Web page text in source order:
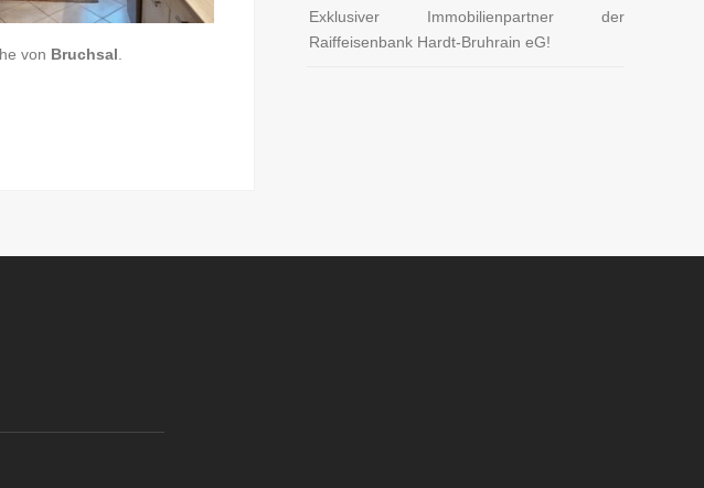
von Bruchsal
Exklusiver Immobilienpartner der
Raiffeisenbank Hardt-Bruhrain eG!